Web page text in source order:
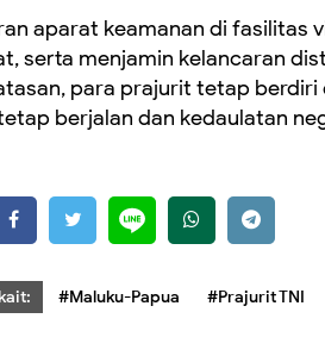
aparat keamanan di fasilitas
serta menjamin kelancaran
para prajurit tetap
berjalan dan kedaulatan
#Maluku-Papua #Prajurit TNI